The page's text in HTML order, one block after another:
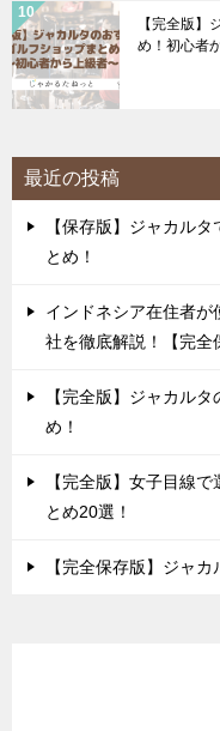
【完全版】
め！初心者
最近の投稿
【保存版】ジャカル
とめ！
インドネシア在住者
社を徹底解説！【完全
【完全版】ジャカル
め！
【完全版】女子目線
とめ20選！
【完全保存版】ジャ